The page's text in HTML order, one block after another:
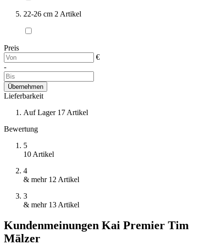
22-26 cm 2 Artikel
Preis
€
-
Übernehmen
Lieferbarkeit
Auf Lager 17 Artikel
Bewertung
5
10 Artikel
4
& mehr 12 Artikel
3
& mehr 13 Artikel
Kundenmeinungen Kai Premier Tim
Mälzer